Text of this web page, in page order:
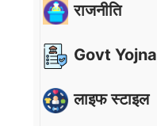
राजनीति
Govt Yojna
लाइफ स्टाइल